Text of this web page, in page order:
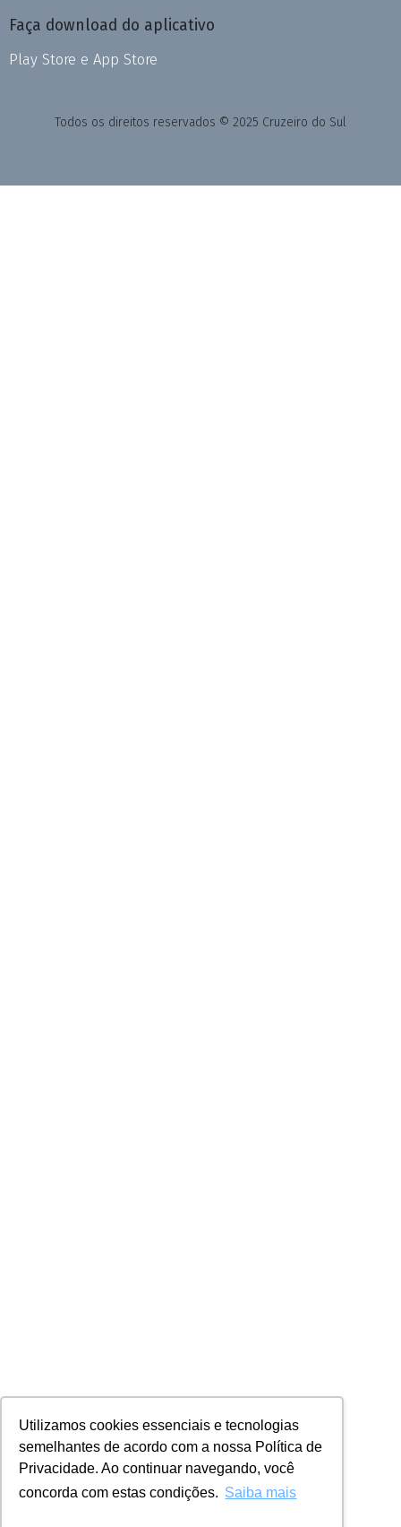
Utilizamos cookies essenciais e tecnologias
semelhantes de acordo com a nossa Política de
Privacidade. Ao continuar navegando, você
concorda com estas condições. Saiba mais
Faça download do aplicativo
Play Store e App Store
Todos os direitos reservados © 2025 Cruzeiro do Sul